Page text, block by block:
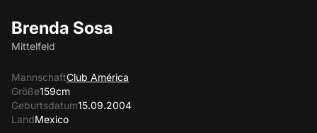
Brenda Sosa
Mittelfeld
MannschaftClub América
Größe159cm
Geburtsdatum15.09.2004
LandMexico